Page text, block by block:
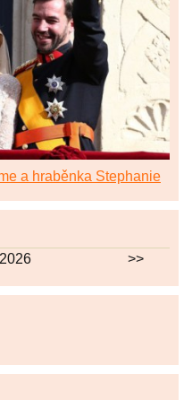
a hraběnka Stephanie
>>